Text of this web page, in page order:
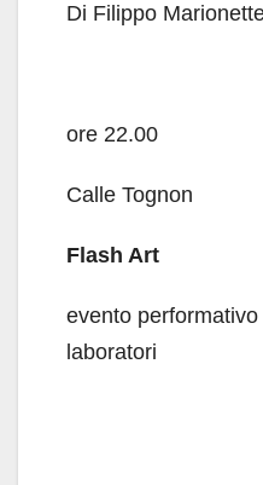
Di Filippo
ore 22.00
Calle Tognon
Flash Art
evento
laboratori